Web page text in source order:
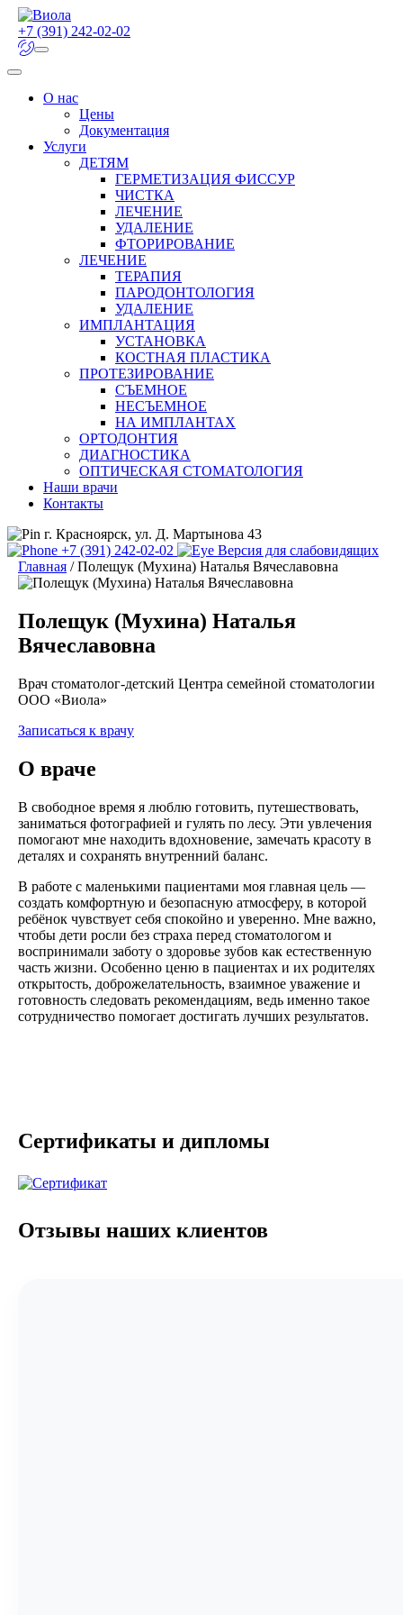
+7 (391) 242-02-02
О нас
Цены
Документация
Услуги
ДЕТЯМ
ГЕРМЕТИЗАЦИЯ ФИССУР
ЧИСТКА
ЛЕЧЕНИЕ
УДАЛЕНИЕ
ФТОРИРОВАНИЕ
ЛЕЧЕНИЕ
ТЕРАПИЯ
ПАРОДОНТОЛОГИЯ
УДАЛЕНИЕ
ИМПЛАНТАЦИЯ
УСТАНОВКА
КОСТНАЯ ПЛАСТИКА
ПРОТЕЗИРОВАНИЕ
СЪЕМНОЕ
НЕСЪЕМНОЕ
НА ИМПЛАНТАХ
ОРТОДОНТИЯ
ДИАГНОСТИКА
ОПТИЧЕСКАЯ СТОМАТОЛОГИЯ
Наши врачи
Контакты
г. Красноярск, ул. Д. Мартынова 43
+7 (391) 242-02-02
Версия для слабовидящих
Главная /Полещук (Мухина) Наталья Вячеславовна
Полещук (Мухина) Наталья
Вячеславовна
Врач стоматолог-детский Центра семейной стоматологии
ООО «Виола»
Записаться к врачу
О враче
В свободное время я люблю готовить, путешествовать,
заниматься фотографией и гулять по лесу. Эти увлечения
помогают мне находить вдохновение, замечать красоту в
деталях и сохранять внутренний баланс.
В работе с маленькими пациентами моя главная цель —
создать комфортную и безопасную атмосферу, в которой
ребёнок чувствует себя спокойно и уверенно. Мне важно,
чтобы дети росли без страха перед стоматологом и
воспринимали заботу о здоровье зубов как естественную
часть жизни. Особенно ценю в пациентах и их родителях
открытость, доброжелательность, взаимное уважение и
готовность следовать рекомендациям, ведь именно такое
сотрудничество помогает достигать лучших результатов.
Сертификаты и дипломы
Отзывы наших клиентов